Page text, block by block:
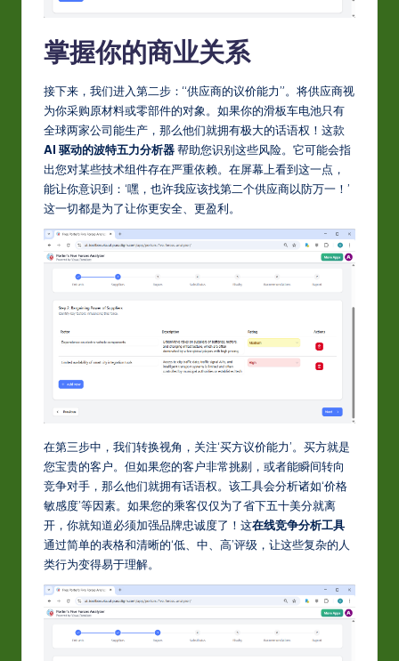
掌握你的商业关系
接下来，我们进入第二步：“供应商的议价能力”。将供应商视
为你采购原材料或零部件的对象。如果你的滑板车电池只有
全球两家公司能生产，那么他们就拥有极大的话语权！这款
AI 驱动的波特五力分析器帮助您识别这些风险。它可能会指
出您对某些技术组件存在严重依赖。在屏幕上看到这一点，
能让你意识到：‘嘿，也许我应该找第二个供应商以防万一！’
这一切都是为了让你更安全、更盈利。
在第三步中，我们转换视角，关注‘买方议价能力’。买方就是
您宝贵的客户。但如果您的客户非常挑剔，或者能瞬间转向
竞争对手，那么他们就拥有话语权。该工具会分析诸如‘价格
敏感度’等因素。如果您的乘客仅仅为了省下五十美分就离
开，你就知道必须加强品牌忠诚度了！这在线竞争分析工具
通过简单的表格和清晰的‘低、中、高’评级，让这些复杂的人
类行为变得易于理解。